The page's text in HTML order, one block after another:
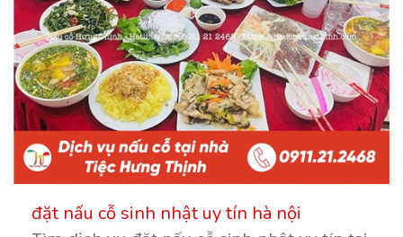
đặt nấu cỗ sinh nhật uy tín hà nội